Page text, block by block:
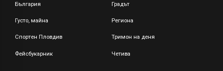
България Градът
Густо, майна Региона
Спортен Пловдив Тримон на деня
Фейсбукарник Четива